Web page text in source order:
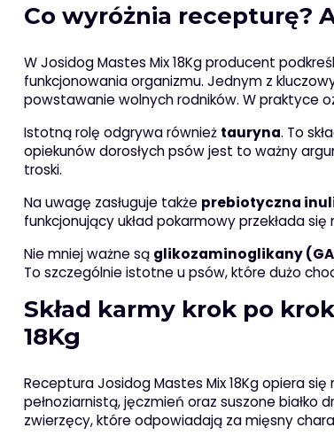
Co wyróżnia recepturę?
W Josidog Mastes Mix 18Kg producent
funkcjonowania organizmu. Jednym z
powstawanie wolnych rodników. W praktyce
Istotną rolę odgrywa również tauryna. To
opiekunów dorosłych psów jest to ważny
troski.
Na uwagę zasługuje także prebiotyczna
funkcjonujący układ pokarmowy przekłada
Nie mniej ważne są glikozaminoglikany
To szczególnie istotne u psów, które dużo
Skład karmy krok po
18Kg
Receptura Josidog Mastes Mix 18Kg opiera
pełnoziarnistą, jęczmień oraz suszone
zwierzęcy, które odpowiadają za mięsny